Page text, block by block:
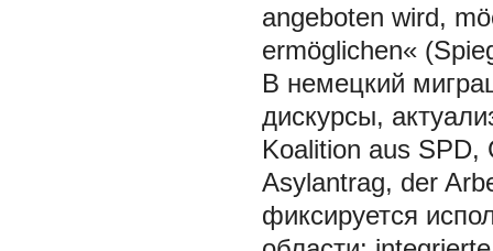
angeboten wird,
ermöglichen«
В немецкий
дискурсы,
Koalition aus SPD,
Asylantrag, der
фиксируется